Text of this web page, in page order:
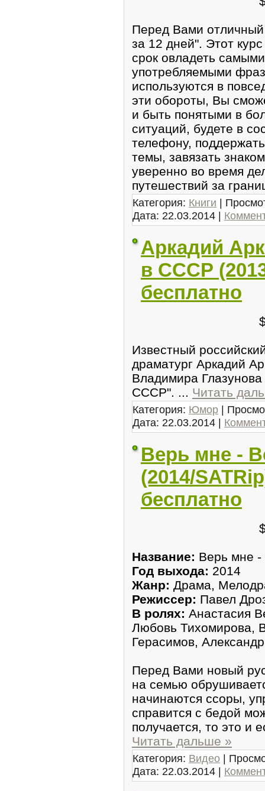
Перед Вами отличный
за 12 дней". Этот
срок овладеть
употребляемыми
используются в
эти обороты, Вы
и быть понятыми в
ситуаций, будете в
телефону,
темы, завязать
уверенно во время
путешествий за
Категория: Книги |
Дата: 22.03.2014 |
Аркадий
в СССР
бесплатно
Известный
драматург Аркадий
Владимира
СССР". ... Читать
Категория: Юмор |
Дата: 22.03.2014 |
Верь мне -
(2014/
бесплатно
Название: Верь мне -
Год выхода: 2014
Жанр: Драма,
Режиссер: Павел
В ролях: Анастасия
Любовь Тихомирова,
Герасимов,
Перед Вами новый
на семью
начинаются ссоры,
справится с бедой
получается, то это и
Читать дальше »
Категория: Видео |
Дата: 22.03.2014 |